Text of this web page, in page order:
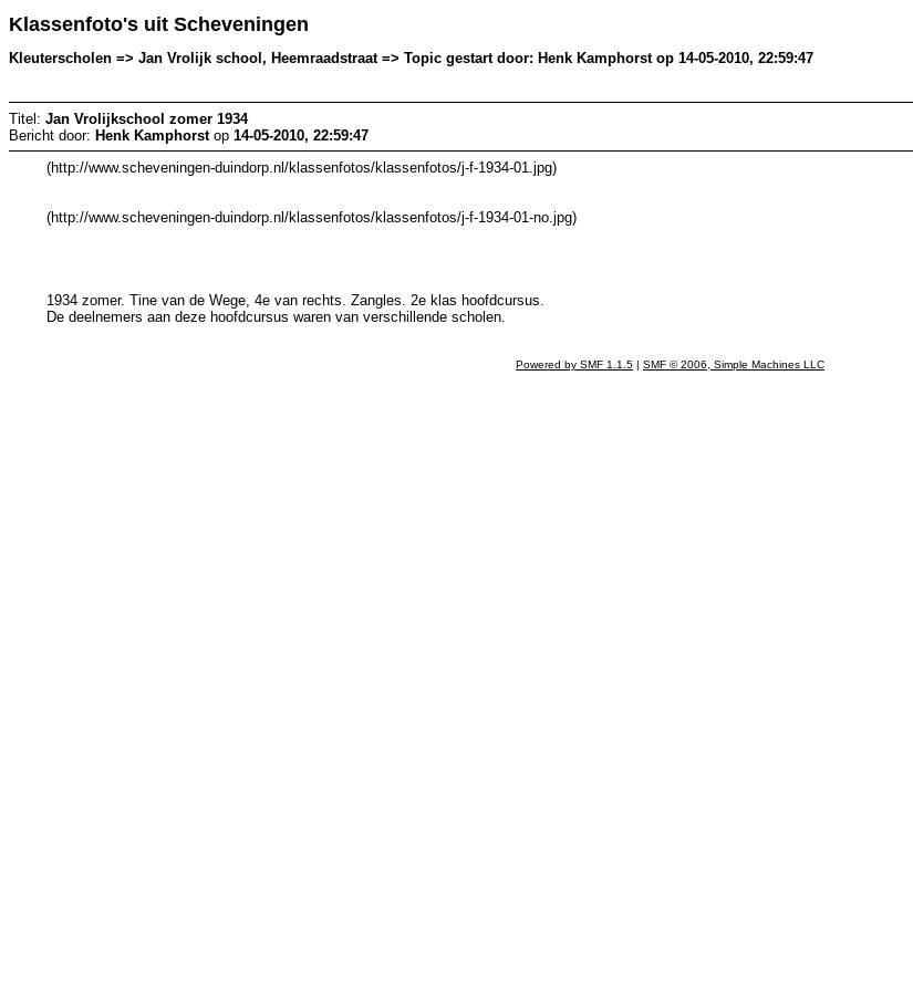
Klassenfoto's uit Scheveningen
Kleuterscholen => Jan Vrolijk school, Heemraadstraat => Topic gestart door: Henk Kamphorst op 14-05-2010, 22:59:47
Titel: Jan Vrolijkschool zomer 1934
Bericht door: Henk Kamphorstop 14-05-2010, 22:59:47
(http://www.scheveningen-duindorp.nl/klassenfotos/klassenfotos/j-f-1934-01.jpg)
(http://www.scheveningen-duindorp.nl/klassenfotos/klassenfotos/j-f-1934-01-no.jpg)
1934 zomer. Tine van de Wege, 4e van rechts. Zangles. 2e klas hoofdcursus.
De deelnemers aan deze hoofdcursus waren van verschillende scholen.
Powered by SMF 1.1.5 | SMF © 2006, Simple Machines LLC